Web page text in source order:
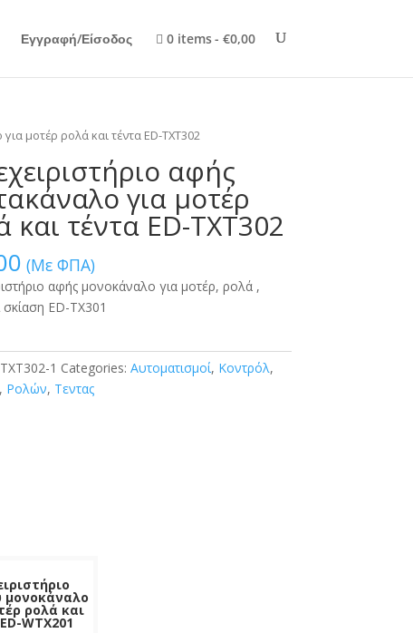
Εγγραφή/Είσοδος 0 items €0,00
μοτέρ ρολά και τέντα ED-TXT302
αφής
για μοτέρ
και τέντα ED-TXT302
(Με ΦΠΑ)
αφής μονοκάναλο για μοτέρ, ρολά ,
σκίαση ED-TX301
1 Categories: Αυτοματισμοί, Κοντρόλ,
Ρολών, Τεντας
μονοκάναλο
ρολά και
WTX201